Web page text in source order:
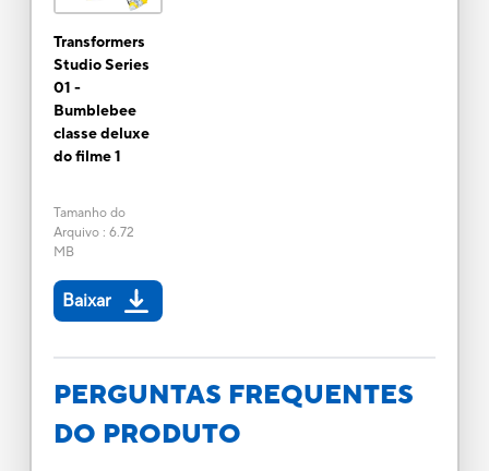
Transformers
Studio Series
01 -
Bumblebee
classe deluxe
do filme 1
Tamanho do
Arquivo: 6.72
MB
Baixar
PERGUNTAS FREQUENTES
DO PRODUTO